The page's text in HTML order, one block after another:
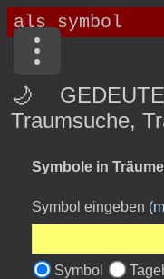
Traumsuche,
Symbole in
Symbol eingeben
Symbol